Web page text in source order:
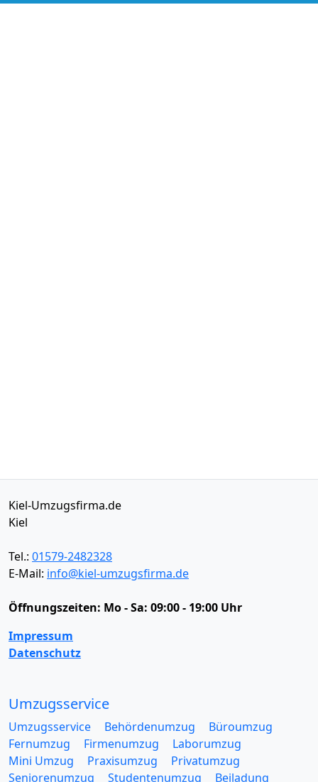
Kiel-Umzugsfirma.de
Kiel
Tel.: 01579-2482328
E-Mail: info@kiel-umzugsfirma.de
Öffnungszeiten: Mo - Sa: 09:00 - 19:00 Uhr
Impressum
Datenschutz
Umzugsservice
Umzugsservice Behördenumzug
Büroumzug
Fernumzug
Firmenumzug
Laborumzug
Mini Umzug
Praxisumzug
Privatumzug
Seniorenumzug
Studentenumzug
Beiladung